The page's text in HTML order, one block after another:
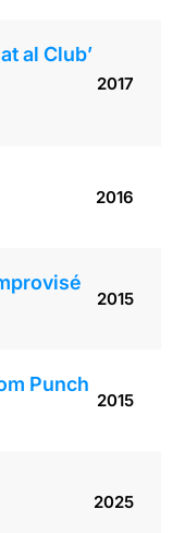
al Club’
2017
2016
2015
Punch
2015
2025